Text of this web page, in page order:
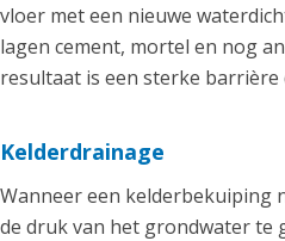
vloer met een nieuwe
lagen cement, mortel en nog
resultaat is een sterke
Kelderdrainage
Wanneer een kelderbekuiping
de druk van het grondwater te